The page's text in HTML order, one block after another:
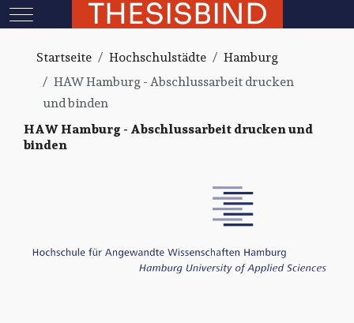
Mobile Menu ToggleTHESISBIND
Startseite Hochschulstädte
Hamburg
HAW Hamburg - Abschlussarbeit drucken
und binden
HAW Hamburg - Abschlussarbeit drucken und
binden